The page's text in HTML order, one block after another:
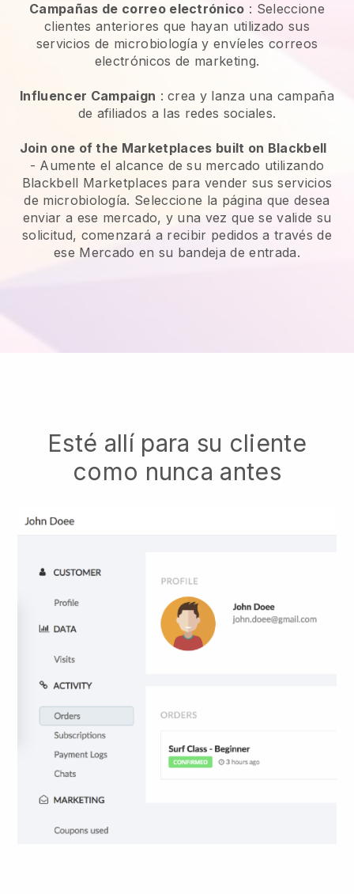
Campañas de correo electrónico : Seleccione
clientes anteriores que hayan utilizado sus
servicios de microbiología y envíeles correos
electrónicos de marketing.
Influencer Campaign : crea y lanza una campaña
de afiliados a las redes sociales.
Join one of the Marketplaces built on Blackbell
- Aumente el alcance de su mercado utilizando
Blackbell Marketplaces para vender sus servicios
de microbiología. Seleccione la página que desea
enviar a ese mercado, y una vez que se valide su
solicitud, comenzará a recibir pedidos a través de
ese Mercado en su bandeja de entrada.
Esté allí para su cliente
como nunca antes